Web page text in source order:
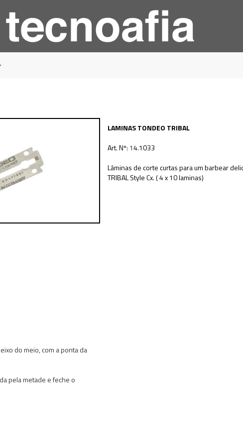
LAMINAS TONDEO TRIBAL
Art. Nº: 14.1033
Lâminas de corte curtas para um barbear
TRIBAL Style Cx. ( 4 x 10 laminas)
do meio, com a ponta da
pela metade e feche o